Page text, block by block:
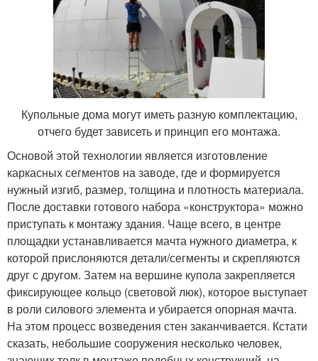
Купольные дома могут иметь разную комплектацию,
отчего будет зависеть и принцип его монтажа.
Основой этой технологии является изготовление
каркасных сегментов на заводе, где и формируется
нужный изгиб, размер, толщина и плотность материала.
После доставки готового набора «конструктора» можно
приступать к монтажу здания. Чаще всего, в центре
площадки устанавливается мачта нужного диаметра, к
которой прислоняются детали/сегменты и скрепляются
друг с другом. Затем на вершине купола закрепляется
фиксирующее кольцо (световой люк), которое выступает
в роли силового элемента и убирается опорная мачта.
На этом процесс возведения стен заканчивается. Кстати
сказать, небольшие сооружения несколько человек,